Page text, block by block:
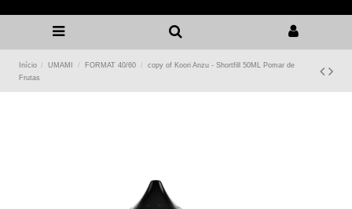
Início UMAMI FORMAT 40/60
copy of Koori Anzu - Shortfill 50ML Pomar de
Frutas